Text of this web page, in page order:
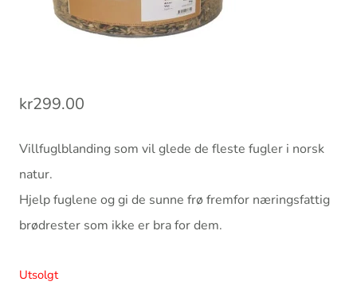
kr299.00
Villfuglblanding som vil glede de fleste fugler i norsk
natur.
Hjelp fuglene og gi de sunne frø fremfor næringsfattig
brødrester som ikke er bra for dem.
Utsolgt